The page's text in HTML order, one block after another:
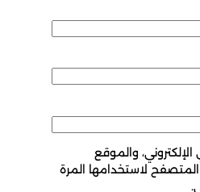
والموقع
المتصفح لاستخدامها المرة